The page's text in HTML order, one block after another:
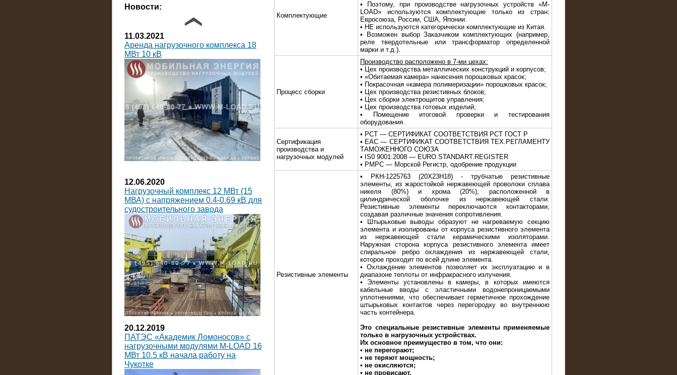
Новости:
11.03.2021
Аренда нагрузочного комплекса 18
МВт 10 кВ
12.06.2020
Нагрузочный комплекс 12 МВт (15
МВА) с напряжением 0.4-0.69 кВ для
судостроительного завода
20.12.2019
ПАТЭС «Академик Ломоносов» с
нагрузочными модулями M-LOAD 16
МВт 10.5 кВ начала работу на
Чукотке
Комплектующие
• Поэтому, при производстве нагрузочных устройств «M-
LOAD» используются комплектующие только из стран:
Евросоюза, России, США, Японии.
• НЕ используются категорически комплектующие из Китая.
• Возможен выбор Заказчиком комплектующих (например,
реле твердотельные или трансформатор определенной
марки и т.д.).
Процесс сборки
Производство расположено в 7-ми цехах:
• Цех производства металлических конструкций и корпусов;
• «Обитаемая камера» нанесения порошковых красок;
• Покрасочная «камера полимеризации» порошковых красок;
• Цех производства резистивных блоков;
• Цех сборки электрощитов управления;
• Цех производства готовых изделий;
• Помещение итоговой проверки и тестирования
оборудования.
Сертификация
производства и
нагрузочных модулей
• РСТ — СЕРТИФИКАТ СООТВЕТСТВИЯ РСТ ГОСТ Р
• EAC — СЕРТИФИКАТ СООТВЕТСТВИЯ ТЕХ.РЕГЛАМЕНТУ
ТАМОЖЕННОГО СОЮЗА
• IS0 9001:2008 — EURO.STANDART.REGISTER
• РМРС — Морской Регистр, одобрение продукции
Резистивные элементы
• РКН-1225763 (20Х23Н18) - трубчатые резистивные
элементы, из жаростойкой нержавеющей проволоки сплава
никеля (80%) и хрома (20%), расположенной в
цилиндрической оболочке из нержавеющей стали.
Резистивные элементы переключаются контакторами,
создавая различные значения сопротивления.
• Штырьковые выводы образуют не нагреваемую секцию
элемента и изолированы от корпуса резистивного элемента
из нержавеющей стали керамическими изоляторами.
Наружная сторона корпуса резистивного элемента имеет
спиральное ребро охлаждения из нержавеющей стали,
которое проходит по всей длине элемента.
• Охлаждение элементов позволяет их эксплуатацию и в
диапазоне теплоты от инфракрасного излучения.
• Элементы установлены в камеры, в которых имеются
кабельные вводы с эластичными водонепроницаемыми
уплотнениями, что обеспечивает герметичное прохождение
штырьковых контактов через перегородку во внутреннюю
часть контейнера.
Это специальные резистивные элементы применяемые
только в нагрузочных устройствах.
Их основное преимущество в том, что они:
• не перегорают;
• не теряют мощность;
• не окисляются;
• не провисают.